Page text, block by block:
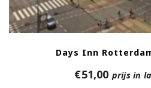
Days Inn
€51,00 prijs in